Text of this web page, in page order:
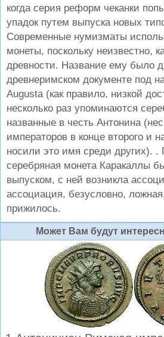
когда серия реформ чеканки
упадок путем выпуска новых
Современные нумизматы
монеты, поскольку неизвестно,
древности. Название ему было
древнеримском документе под
Augusta (как правило, низкой
несколько раз упоминаются
названные в честь Антонина
императоров в конце второго и
носили это имя среди других). .
серебряная монета Каракаллы
выпуском, с ней возникла
ассоциация, безусловно,
прижилось.
Может Вам будут